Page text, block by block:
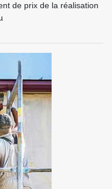
de prix de la réalisation